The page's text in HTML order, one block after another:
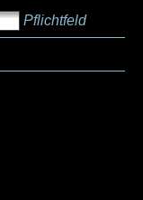
Pflichtfeld